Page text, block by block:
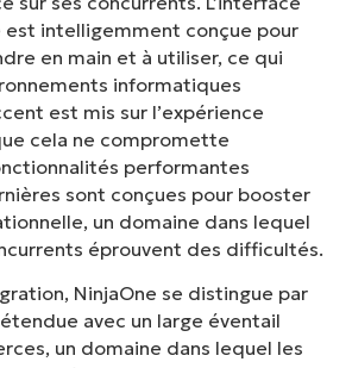
intelligemment conçue pour
en main et à utiliser, ce qui
informatiques
est mis sur l’expérience
cela ne compromette
performantes
sont conçues pour booster
un domaine dans lequel
éprouvent des difficultés.
NinjaOne se distingue par
avec un large éventail
un domaine dans lequel les